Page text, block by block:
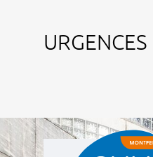
URGENCES